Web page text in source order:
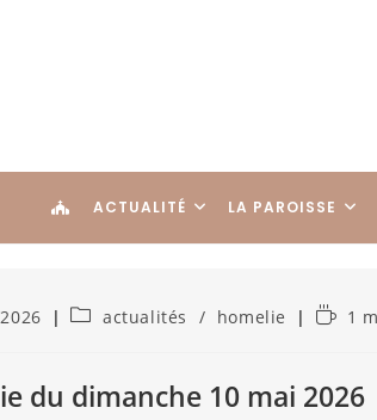
ACTUALITÉ LA PAROISSE
actualités / homelie 1
du dimanche 10 mai